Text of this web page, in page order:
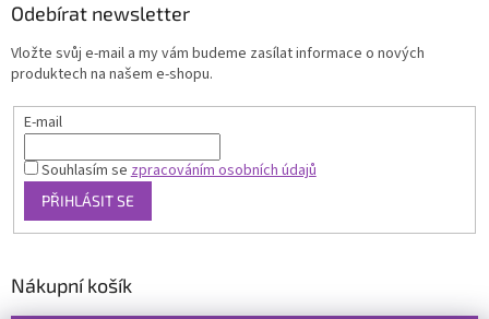
Odebírat newsletter
Vložte svůj e-mail a my vám budeme zasílat informace o nových
produktech na našem e-shopu.
E-mail
Souhlasím sezpracováním osobních údajů
PŘIHLÁSIT SE
Nákupní košík